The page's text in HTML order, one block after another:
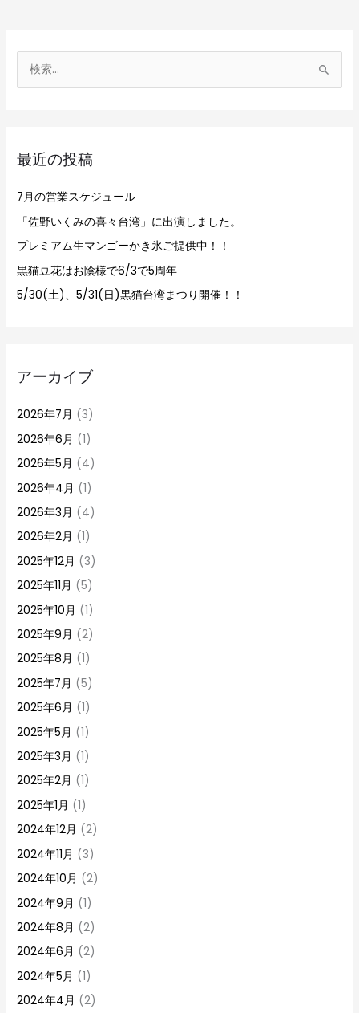
索
:最近の投稿
7月の営業スケジュール
「佐野いくみの喜々台湾」に出演しました。
プレミアム生マンゴーかき氷ご提供中！！
黒猫豆花はお陰様で6/3で5周年
5/30(土)、5/31(日)黒猫台湾まつり開催！！
アーカイブ
2026年7月 (3)
2026年6月 (1)
2026年5月 (4)
2026年4月 (1)
2026年3月 (4)
2026年2月 (1)
2025年12月 (3)
2025年11月 (5)
2025年10月 (1)
2025年9月 (2)
2025年8月 (1)
2025年7月 (5)
2025年6月 (1)
2025年5月 (1)
2025年3月 (1)
2025年2月 (1)
2025年1月 (1)
2024年12月 (2)
2024年11月 (3)
2024年10月 (2)
2024年9月 (1)
2024年8月 (2)
2024年6月 (2)
2024年5月 (1)
2024年4月 (2)